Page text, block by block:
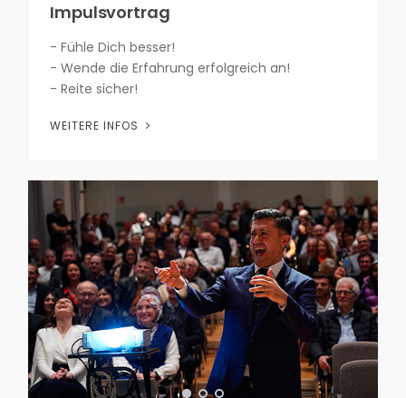
Impulsvortrag
- Fühle Dich besser!
- Wende die Erfahrung erfolgreich an!
- Reite sicher!
WEITERE INFOS